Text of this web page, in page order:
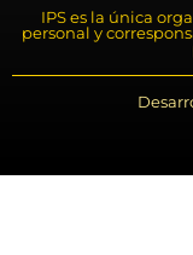
IPS es la única
personal y